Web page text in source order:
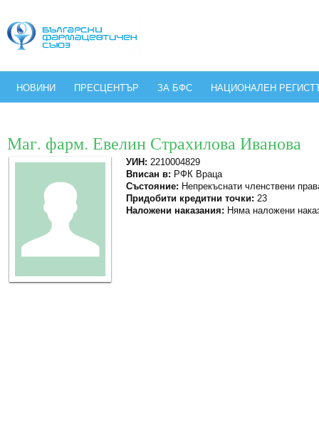
НОВИНИ ПРЕСЦЕНТЪР ЗА БФС НАЦИОНАЛЕН
Маг. фарм. Евелин Страхилова Иванова
УИН: 2210004829
Вписан в: РФК Враца
Състояние: Непрекъснати членствени
Придобити кредитни точки: 23
Наложени наказания: Няма наложени